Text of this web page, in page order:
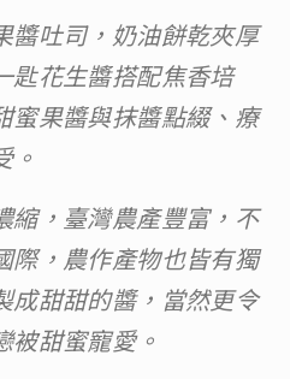
吐司，奶油餅乾夾厚
花生醬搭配焦香培
果醬與抹醬點綴、療
，臺灣農產豐富，不
，農作產物也皆有獨
甜甜的醬，當然更令
甜蜜寵愛。